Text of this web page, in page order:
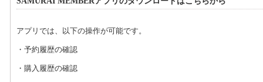
アプリでは、以下の操作が可能です。
・予約履歴の確認
・購入履歴の確認